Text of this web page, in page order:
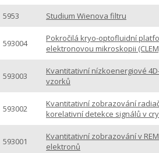
5953 Studium Wienova filtru
593004
Pokročilá kryo-optofluidní
elektronovou mikroskopii
593003
Kvantitativní nízkoenergiové
vzorků
593002
Kvantitativní zobrazování
korelativní detekce signálů v
593001
Kvantitativní zobrazování v
elektronů